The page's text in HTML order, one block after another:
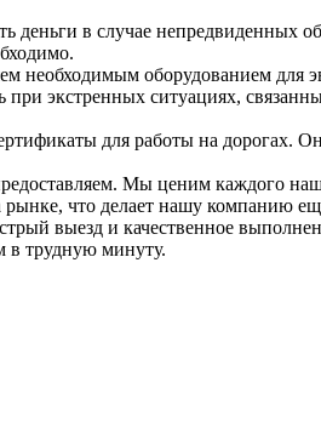
в случае непредвиденных
оборудованием для
экстренных ситуациях,
для работы на дорогах.
Мы ценим каждого
что делает нашу компанию
выезд и качественное
в трудную минуту.